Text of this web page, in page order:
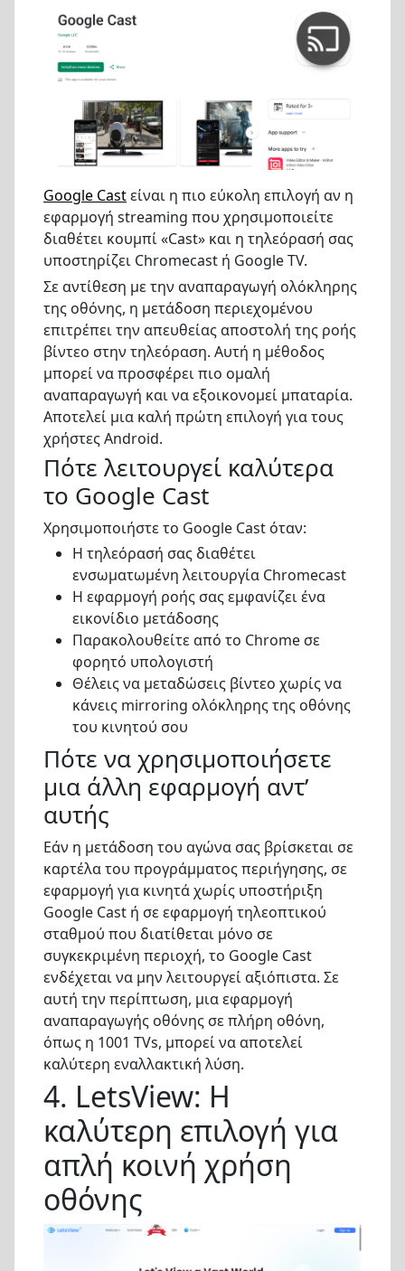
Google Castείναι η πιο εύκολη επιλογή αν η
εφαρμογή streaming που χρησιμοποιείτε
διαθέτει κουμπί «Cast» και η τηλεόρασή σας
υποστηρίζει Chromecast ή Google TV.
Σε αντίθεση με την αναπαραγωγή ολόκληρης
της οθόνης, η μετάδοση περιεχομένου
επιτρέπει την απευθείας αποστολή της ροής
βίντεο στην τηλεόραση. Αυτή η μέθοδος
μπορεί να προσφέρει πιο ομαλή
αναπαραγωγή και να εξοικονομεί μπαταρία.
Αποτελεί μια καλή πρώτη επιλογή για τους
χρήστες Android.
Πότε λειτουργεί καλύτερα
το Google Cast
Χρησιμοποιήστε το Google Cast όταν:
Η τηλεόρασή σας διαθέτει
ενσωματωμένη λειτουργία Chromecast
Η εφαρμογή ροής σας εμφανίζει ένα
εικονίδιο μετάδοσης
Παρακολουθείτε από το Chrome σε
φορητό υπολογιστή
Θέλεις να μεταδώσεις βίντεο χωρίς να
κάνεις mirroring ολόκληρης της οθόνης
του κινητού σου
Πότε να χρησιμοποιήσετε
μια άλλη εφαρμογή αντ’
αυτής
Εάν η μετάδοση του αγώνα σας βρίσκεται σε
καρτέλα του προγράμματος περιήγησης, σε
εφαρμογή για κινητά χωρίς υποστήριξη
Google Cast ή σε εφαρμογή τηλεοπτικού
σταθμού που διατίθεται μόνο σε
συγκεκριμένη περιοχή, το Google Cast
ενδέχεται να μην λειτουργεί αξιόπιστα. Σε
αυτή την περίπτωση, μια εφαρμογή
αναπαραγωγής οθόνης σε πλήρη οθόνη,
όπως η 1001 TVs, μπορεί να αποτελεί
καλύτερη εναλλακτική λύση.
4. LetsView: Η
καλύτερη επιλογή για
απλή κοινή χρήση
οθόνης